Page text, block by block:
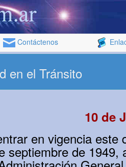
Contáctenos
en el Tránsito
10 de
en vigencia
septiembre de